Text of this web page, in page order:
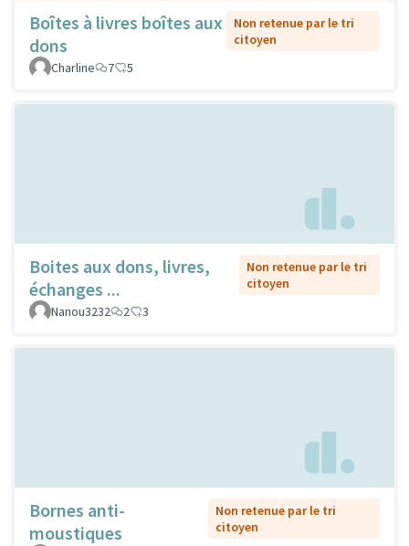
Boîtes à livres boîtes aux
dons
Non retenue par le tri
citoyen
Charline
7 5
Boites aux dons, livres,
échanges ...
Non retenue par le tri
citoyen
Nanou3232
2 3
Bornes anti-
moustiques
Non retenue par le tri
citoyen